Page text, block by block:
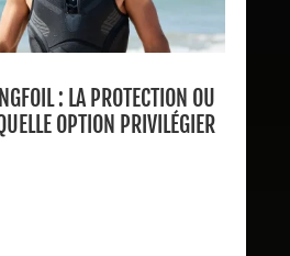
: LA PROTECTION OU
OPTION PRIVILÉGIER